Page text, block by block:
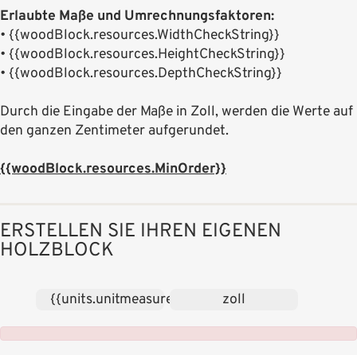
Erlaubte Maße und Umrechnungsfaktoren:
• {{woodBlock.resources.WidthCheckString}}
• {{woodBlock.resources.HeightCheckString}}
• {{woodBlock.resources.DepthCheckString}}
Durch die Eingabe der Maße in Zoll, werden die Werte auf
den ganzen Zentimeter aufgerundet.
{{woodBlock.resources.MinOrder}}
ERSTELLEN SIE IHREN EIGENEN
HOLZBLOCK
{{units.unitmeasures['cm']}}zoll